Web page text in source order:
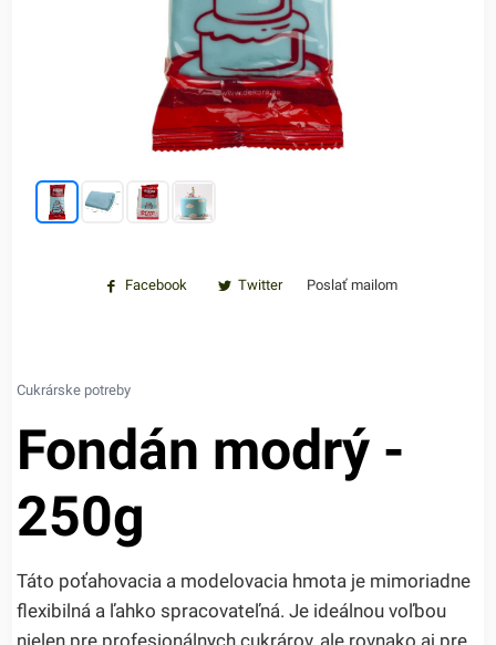
Facebook Twitter Poslať mailom
Cukrárske potreby
Fondán modrý -
250g
Táto poťahovacia a modelovacia hmota je mimoriadne
flexibilná a ľahko spracovateľná. Je ideálnou voľbou
nielen pre profesionálnych cukrárov, ale rovnako aj pre